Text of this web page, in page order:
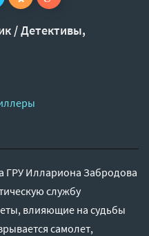
/Детективы,
ГРУ Иллариона Забродова
службу
влияющие на судьбы
самолет,